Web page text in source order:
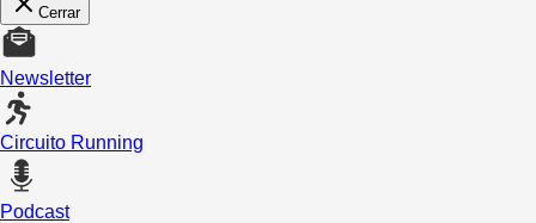
Cerrar
Newsletter
Circuito Running
Podcast